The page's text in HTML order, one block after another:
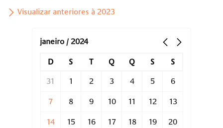
Visualizar anteriores à 2023
janeiro / 2024
D S T Q Q S S
31 1 2 3 4 5 6
7 8 9 10 11 12 13
14 15 16 17 18 19 20